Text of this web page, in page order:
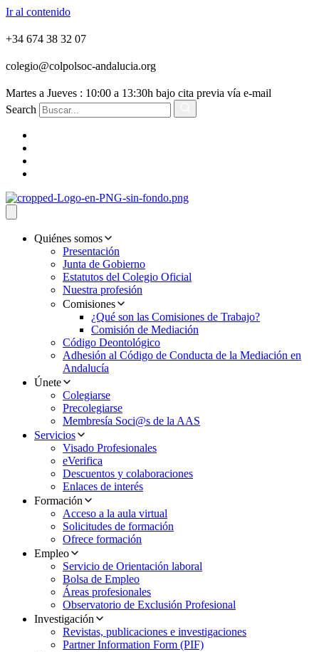
Ir al contenido
+34 674 38 32 07
colegio@colpolsoc-andalucia.org
Martes a Jueves : 10:00 a 13:30h bajo cita previa vía e-mail
Search
Quiénes somos
Presentación
Junta de Gobierno
Estatutos del Colegio Oficial
Nuestra profesión
Comisiones
¿Qué son las Comisiones de Trabajo?
Comisión de Mediación
Código Deontológico
Adhesión al Código de Conducta de la Mediación en
Andalucía
Únete
Colegiarse
Precolegiarse
Membresía Soci@s de la AAS
Servicios
Visado Profesionales
eVerifica
Descuentos y colaboraciones
Enlaces de interés
Formación
Acceso a la aula virtual
Solicitudes de formación
Ofrece formación
Empleo
Servicio de Orientación laboral
Bolsa de Empleo
Áreas profesionales
Observatorio de Exclusión Profesional
Investigación
Revistas, publicaciones e investigaciones
Partner Information Form (PIF)